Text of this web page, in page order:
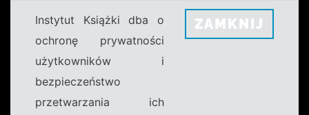
Instytut Książki dba o
ochronę prywatności
użytkowników i
bezpieczeństwo
przetwarzania ich
ZAMKNIJ